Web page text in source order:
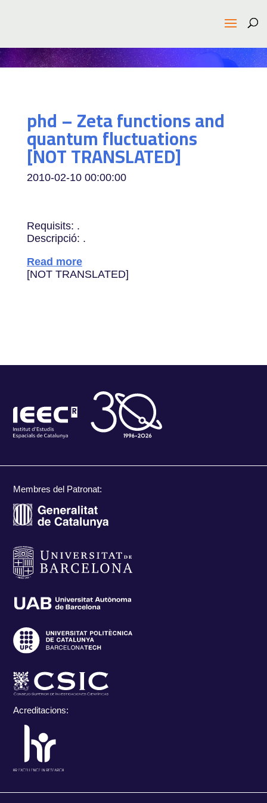
phd – Zeta functions and
quantum fluctuations
[NOT TRANSLATED]
2010-02-10 00:00:00
Requisits: .
Descripció: .
Read more
[NOT TRANSLATED]
Membres del Patronat:
Acreditacions: